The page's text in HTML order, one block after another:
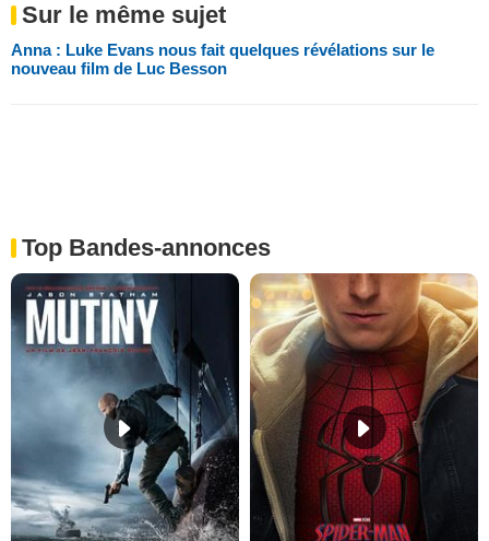
Sur le même sujet
Anna : Luke Evans nous fait quelques révélations sur le
nouveau film de Luc Besson
Top Bandes-annonces